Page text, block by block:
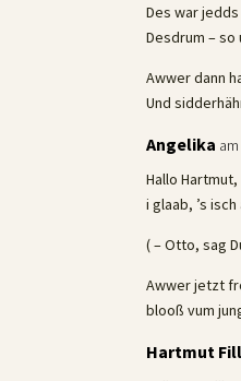
Des war
Desdrum –
Awwer dann
Und
Angelika
Hallo Hartmut,
i glaab, ’s
( – Otto, sag
Awwer jetzt
blooß vum
Hartmut